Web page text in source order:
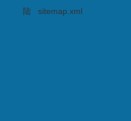
陆
sitemap.xml